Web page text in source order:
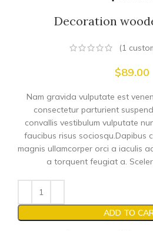
Decoration
(1
$89.00
Nam gravida vulputate est
consectetur parturient
convallis vestibulum vulputate
faucibus risus sociosqu.Dapibus
magnis ullamcorper orci a iaculis
a torquent feugiat a.
ADD TO